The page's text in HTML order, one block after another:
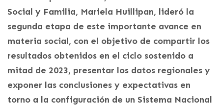
Social y Familia, Mariela Huillipan, lideró la
segunda etapa de este importante avance en
materia social, con el objetivo de compartir los
resultados obtenidos en el ciclo sostenido a
mitad de 2023, presentar los datos regionales y
exponer las conclusiones y expectativas en
torno a la configuración de un Sistema Nacional